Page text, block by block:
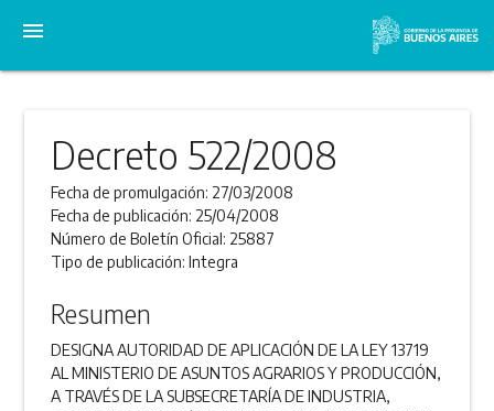
menu
Decreto 522/2008
Fecha de promulgación: 27/03/2008
Fecha de publicación: 25/04/2008
Número de Boletín Oficial: 25887
Tipo de publicación:Integra
Resumen
DESIGNA AUTORIDAD DE APLICACIÓN DE LA LEY 13719
AL MINISTERIO DE ASUNTOS AGRARIOS Y PRODUCCIÓN,
A TRAVÉS DE LA SUBSECRETARÍA DE INDUSTRIA,